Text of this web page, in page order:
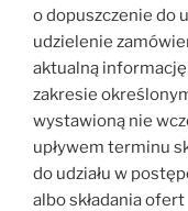
o dopuszczenie do
udzielenie
aktualną
zakresie
wystawioną nie
upływem terminu
do udziału w
albo składania ofert